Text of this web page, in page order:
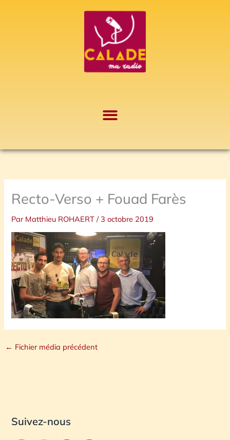
Recto-Verso + Fouad Farès
Par Matthieu ROHAERT/ 3 octobre 2019
← Fichier média précédent
Suivez-nous